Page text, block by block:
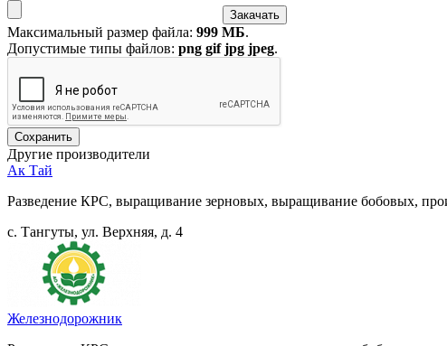
Максимальный размер файла: 999 МБ.
Допустимые типы файлов: png gif jpg jpeg.
Другие производители
Ак Тай
Разведение КРС, выращивание зерновых, выращивание бобовых,
с. Тангуты, ул. Верхняя, д. 4
Железнодорожник